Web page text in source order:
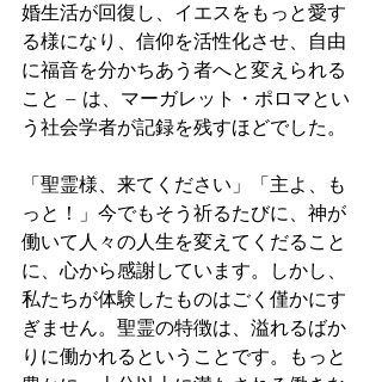
婚生活が回復し、イエスをもっと愛す
る様になり、信仰を活性化させ、自由
に福音を分かちあう者へと変えられる
こと − は、マーガレット・ポロマとい
う社会学者が記録を残すほどでした。
「聖霊様、来てください」「主よ、も
っと！」今でもそう祈るたびに、神が
働いて人々の人生を変えてくだること
に、心から感謝しています。しかし、
私たちが体験したものはごく僅かにす
ぎません。聖霊の特徴は、溢れるばか
りに働かれるということです。もっと